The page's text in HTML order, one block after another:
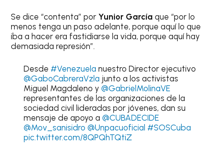
Se dice “contenta” por Yunior Garcíaque “por lo
menos tenga un paso adelante, porque aquí lo que
iba a hacer era fastidiarse la vida, porque aquí hay
demasiada represión”.
Desde #Venezuela nuestro Director ejecutivo
@GaboCabreraVzla junto a los activistas
Miguel Magdaleno y @GabrielMolinaVE
representantes de las organizaciones de la
sociedad civil lideradas por jóvenes, dan su
mensaje de apoyo a @CUBADECIDE
@Mov_sanisidro @Unpacuoficial #SOSCuba
pic.twitter.com/8QPQhTQtiZ